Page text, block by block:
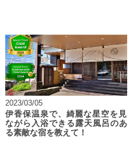
2023/03/05
伊香保温泉で、綺麗な星空を見
ながら入浴できる露天風呂のあ
る素敵な宿を教えて！